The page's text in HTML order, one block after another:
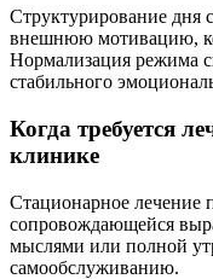
Структурирование дня
внешнюю мотивацию,
Нормализация режима
стабильного
Когда требуется
клинике
Стационарное лечение
сопровождающейся
мыслями или полной
самообслуживанию.